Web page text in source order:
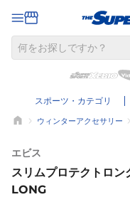
スポーツ・カテゴリ
ウィンターアクセサリー
エビス
スリムプロテクトロ
LONG